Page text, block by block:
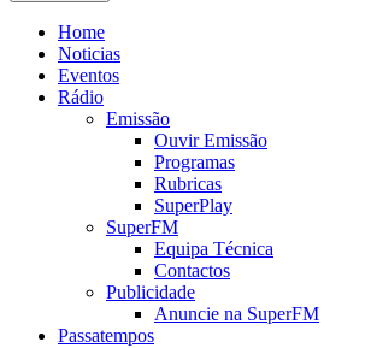
Home
Noticias
Eventos
Rádio
Emissão
Ouvir Emissão
Programas
Rubricas
SuperPlay
SuperFM
Equipa Técnica
Contactos
Publicidade
Anuncie na SuperFM
Passatempos